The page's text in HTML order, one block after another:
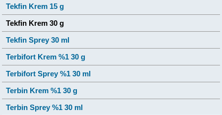
Tekfin Krem 15 g
Tekfin Krem 30 g
Tekfin Sprey 30 ml
Terbifort Krem %1 30 g
Terbifort Sprey %1 30 ml
Terbin Krem %1 30 g
Terbin Sprey %1 30 ml